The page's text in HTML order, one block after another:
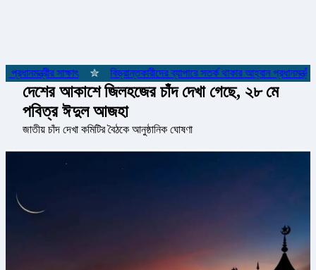
সাক্ষাৎ বিভ্রান্তকারীদের ব্যাপারে সতর্ক থাকার আহ্বান প্রধানমন্ত্রীর
দেশের আকাশে জিলহজের চাঁদ দেখা গেছে, ২৮ মে
পবিত্র ঈদুল আজহা
জাতীয় চাঁদ দেখা কমিটির বৈঠকে আনুষ্ঠানিক ঘোষণা